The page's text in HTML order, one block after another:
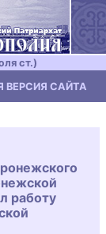
ст.)
ВЕРСИЯ САЙТА
работу